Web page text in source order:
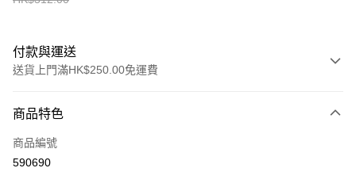
付款與運送
送貨上門滿HK$250.00免運費
信用卡
Apple Pay
商品特色
商品編號
590690